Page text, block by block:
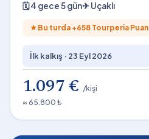
🗓4 gece 5 gün✈Uçaklı
★ Bu turda +658 Tourperia Puan
İlk kalkış · 23 Eyl 2026
1.097 € /kişi
≈ 65.800 ₺